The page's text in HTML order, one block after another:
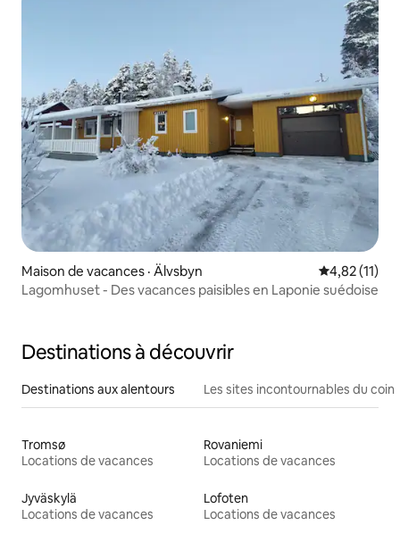
Maison de vacances · Älvsbyn Note
4,82 (11)
Lagomhuset - Des vacances paisibles en Laponie suédoise
Destinations à découvrir
Destinations aux alentours Les sites incontournables du coin
Tromsø
Locations de vacances
Rovaniemi
Locations de vacances
Jyväskylä
Locations de vacances
Lofoten
Locations de vacances